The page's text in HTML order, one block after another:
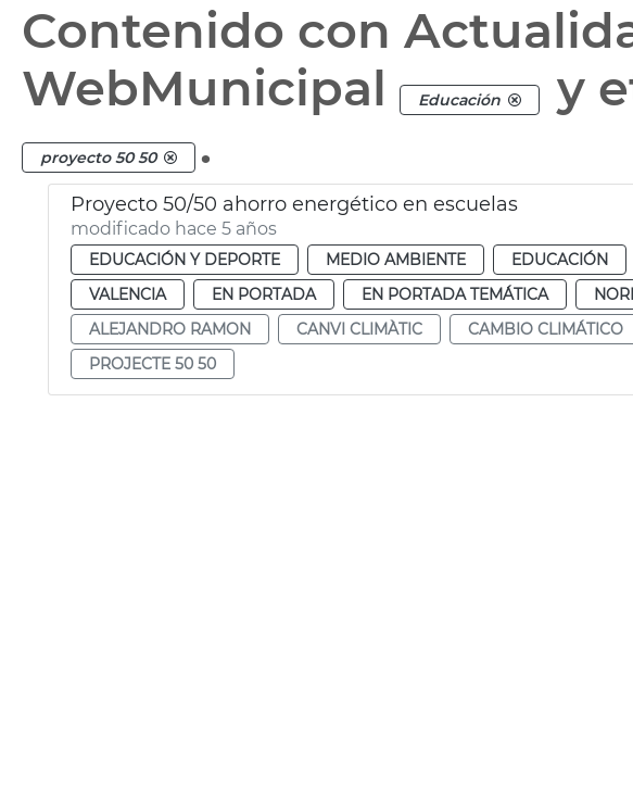
Contenido con
WebMunicipal
Educación y
proyecto 50 50 .
Proyecto 50/50 ahorro energético en escuelas
modificado hace 5 años
EDUCACIÓN Y DEPORTE MEDIO AMBIENTE EDUCACIÓN
VALENCIA
EN PORTADA EN PORTADA TEMÁTICA
ALEJANDRO RAMON
CANVI CLIMÀTIC CAMBIO CLIMÁTICO
PROJECTE 50 50